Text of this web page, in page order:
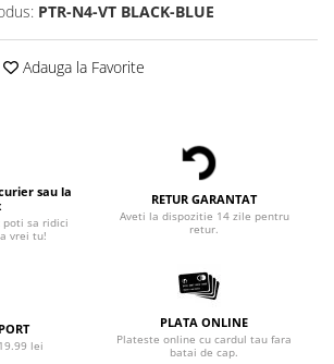
PTR-N4-VT BLACK-BLUE
Adauga la Favorite
sau la
poti sa ridici
vrei tu!
RETUR GARANTAT
Aveti la dispozitie 14 zile pentru
retur.
lei
PLATA ONLINE
Plateste online cu cardul tau fara
batai de cap.